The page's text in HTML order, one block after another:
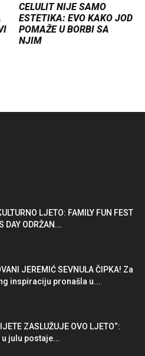
CELULIT NIJE SAMO
ESTETIKA: EVO KAKO JOD
POMAŽE U BORBI SA
NJIM
LJETO: FAMILY FUN FEST
DAY ODRŽAN...
JEREMIĆ SEVNULA ČIPKA! Za
inspiraciju pronašla u...
ZASLUŽUJE OVO LJETO“:
u julu postaje...